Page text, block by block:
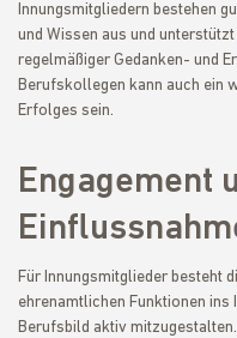
Innungsmitgliedern bestehen
und Wissen aus und
regelmäßiger Gedanken- und
Berufskollegen kann auch ein
Erfolges sein.
Engagement
Für Innungsmitglieder besteht
ehrenamtlichen Funktionen ins
Berufsbild aktiv